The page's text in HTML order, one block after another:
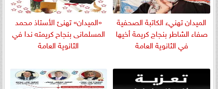
الميدان تهنيء الكاتبة الصحفية
صفاء الشاطر بنجاج كريمة أخيها
في الثانوية العامة
«الميدان» تهنئ الأستاذ محمد
المسلمانى بنجاح كريمته ندا في
الثانوية العامة